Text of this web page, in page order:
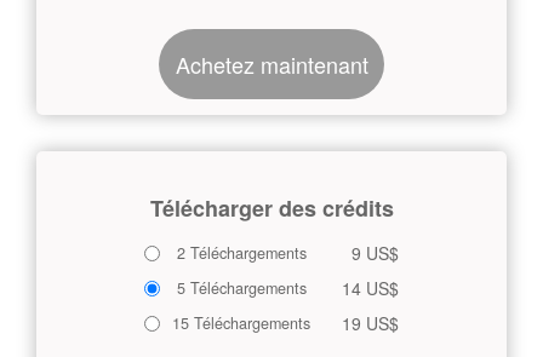
Achetez maintenant
Télécharger des crédits
2 Téléchargements 9 US$
5 Téléchargements 14 US$
15 Téléchargements 19 US$